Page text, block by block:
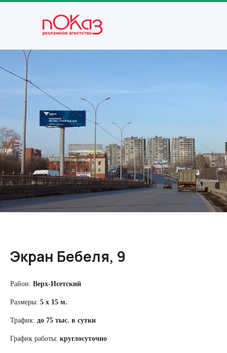
Экран Бебеля, 9
Район: Верх-Исетский
Размеры: 5 х 15 м.
Трафик: до 75 тыс. в сутки
График работы: круглосуточно